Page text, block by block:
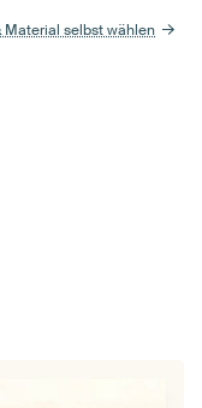
Material selbst wählen